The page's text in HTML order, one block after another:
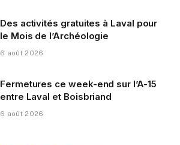
Des activités gratuites à Laval pour
le Mois de l’Archéologie
6 août 2026
Fermetures ce week-end sur l’A-15
entre Laval et Boisbriand
6 août 2026